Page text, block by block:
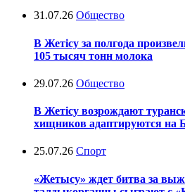
31.07.26 Общество
В Жетісу за полгода
105 тысяч тонн молока
29.07.26 Общество
В Жетісу возрождают
хищников адаптируются на
25.07.26 Спорт
«Жетысу» ждет битва за